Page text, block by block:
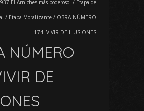
El Arniches más poderoso. / Etapa de
/ Etapa Moralizante / OBRA NÚMERO
174: VIVIR DE ILUSIONES
NÚMERO
DE